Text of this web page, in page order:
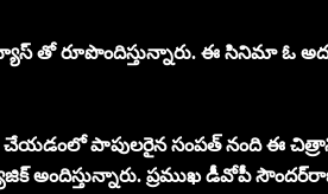
తో రూపొందిస్తున్నారు. ఈ సినిమా ఓ
చేయడంలో పాపులరైన సంపత్ నంది ఈ
అందిస్తున్నారు. ప్రముఖ డీవోపీ